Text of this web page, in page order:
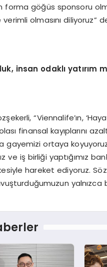
forma göğüs sponsoru
verimli olmasını diliyoruz”
insan odaklı yatırım
“Viennalife’ın,
finansal kayıplarını
gayemizi ortaya
ve iş birliği yaptığımız
hareket ediyoruz.
yalnızca